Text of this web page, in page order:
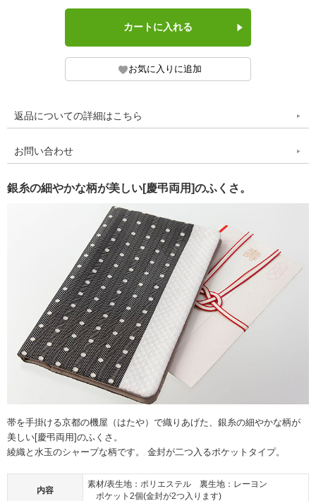
返品についての詳細はこちら
お問い合わせ
銀糸の細やかな柄が美しい[慶弔両用]のふくさ。
帯を手掛ける京都の機屋（はたや）で織りあげた、銀糸の細やかな柄が
美しい[慶弔両用]のふくさ。
綾織と水玉のシャープな柄です。 金封が二つ入るポケットタイプ。
内容
素材/表生地：ポリエステル 裏生地：レーヨン
ポケット2個(金封が2つ入ります)